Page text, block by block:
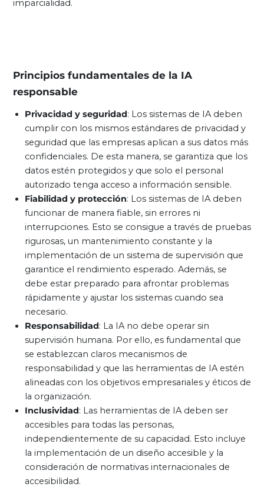
imparcialidad.
Principios fundamentales de la IA
responsable
Privacidad y seguridad: Los sistemas de IA deben
cumplir con los mismos estándares de privacidad y
seguridad que las empresas aplican a sus datos más
confidenciales. De esta manera, se garantiza que los
datos estén protegidos y que solo el personal
autorizado tenga acceso a información sensible.
Fiabilidad y protección: Los sistemas de IA deben
funcionar de manera fiable, sin errores ni
interrupciones. Esto se consigue a través de pruebas
rigurosas, un mantenimiento constante y la
implementación de un sistema de supervisión que
garantice el rendimiento esperado. Además, se
debe estar preparado para afrontar problemas
rápidamente y ajustar los sistemas cuando sea
necesario.
Responsabilidad: La IA no debe operar sin
supervisión humana. Por ello, es fundamental que
se establezcan claros mecanismos de
responsabilidad y que las herramientas de IA estén
alineadas con los objetivos empresariales y éticos de
la organización.
Inclusividad: Las herramientas de IA deben ser
accesibles para todas las personas,
independientemente de su capacidad. Esto incluye
la implementación de un diseño accesible y la
consideración de normativas internacionales de
accesibilidad.